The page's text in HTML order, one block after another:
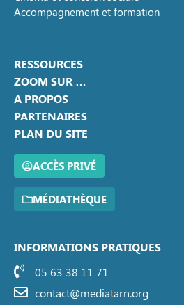
Accompagnement et formation
RESSOURCES
ZOOM SUR …
A PROPOS
PARTENAIRES
PLAN DU SITE
ACCÈS PRIVÉ
MÉDIATHÈQUE
INFORMATIONS PRATIQUES
05 63 38 11 71
contact@mediatarn.org